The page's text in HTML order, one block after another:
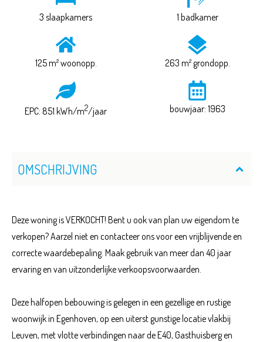
3 slaapkamers 1 badkamer
125 m² woonopp. 263 m² grondopp.
EPC: 851 kWh/m2/jaar bouwjaar: 1963
OMSCHRIJVING
Deze woning is VERKOCHT! Bent u ook van plan uw eigendom te
verkopen? Aarzel niet en contacteer ons voor een vrijblijvende en
correcte waardebepaling. Maak gebruik van meer dan 40 jaar
ervaring en van uitzonderlijke verkoopsvoorwaarden.
Deze halfopen bebouwing is gelegen in een gezellige en rustige
woonwijk in Egenhoven, op een uiterst gunstige locatie vlakbij
Leuven, met vlotte verbindingen naar de E40, Gasthuisberg en